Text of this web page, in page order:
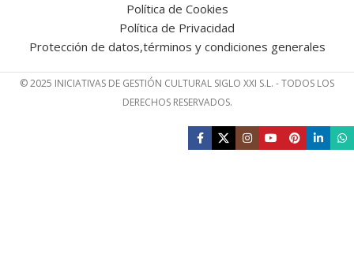
Política de Cookies
Política de Privacidad
Protección de datos,términos y condiciones generales
© 2025 INICIATIVAS DE GESTIÓN CULTURAL SIGLO XXI S.L. - TODOS LOS
DERECHOS RESERVADOS.